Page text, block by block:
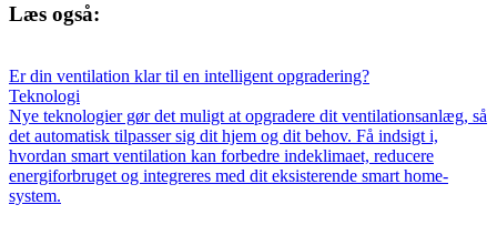
Læs også:
Er din ventilation klar til en intelligent opgradering?
Teknologi
Nye teknologier gør det muligt at opgradere dit ventilationsanlæg, så
det automatisk tilpasser sig dit hjem og dit behov. Få indsigt i,
hvordan smart ventilation kan forbedre indeklimaet, reducere
energiforbruget og integreres med dit eksisterende smart home-
system.